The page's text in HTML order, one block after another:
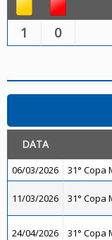
1 0
DATA
06/03/2026 31° Copa
11/03/2026 31° Copa
24/04/2026 31° Copa